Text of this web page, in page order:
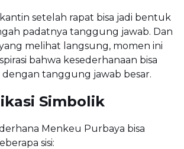
setelah rapat bisa jadi bentuk
padatnya tanggung jawab. Dan
melihat langsung, momen ini
bahwa kesederhanaan bisa
dengan tanggung jawab besar.
Simbolik
Menkeu Purbaya bisa
sisi: